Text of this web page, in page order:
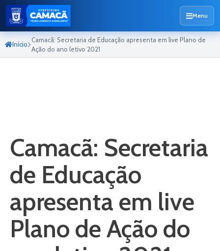
Menu
Início
Camacã: Secretaria de Educação apresenta em live Plano de
Ação do ano letivo 2021
Camacã: Secretaria
de Educação
apresenta em live
Plano de Ação do